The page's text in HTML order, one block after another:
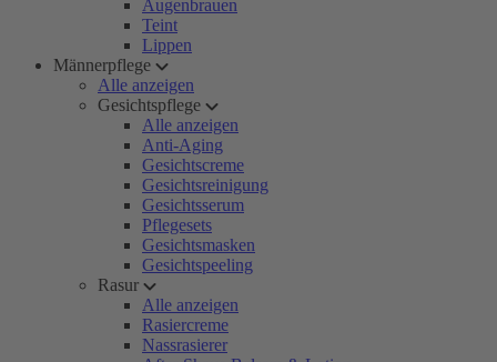
Augenbrauen
Teint
Lippen
Männerpflege
Alle anzeigen
Gesichtspflege
Alle anzeigen
Anti-Aging
Gesichtscreme
Gesichtsreinigung
Gesichtsserum
Pflegesets
Gesichtsmasken
Gesichtspeeling
Rasur
Alle anzeigen
Rasiercreme
Nassrasierer